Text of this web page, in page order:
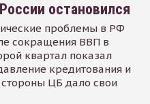
остановился
проблемы в РФ
сокращения ВВП в
квартал показал
кредитования и
стороны ЦБ дало свои